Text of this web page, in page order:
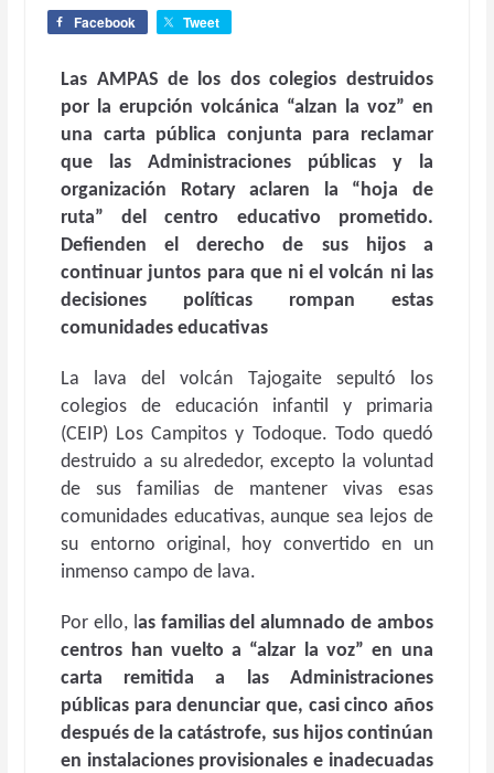
Facebook Tweet
Las AMPAS de los dos colegios destruidos
por la erupción volcánica “alzan la voz” en
una carta pública conjunta para reclamar
que las Administraciones públicas y la
organización Rotary aclaren la “hoja de
ruta” del centro educativo prometido.
Defienden el derecho de sus hijos a
continuar juntos para que ni el volcán ni las
decisiones políticas rompan estas
comunidades educativas
La lava del volcán Tajogaite sepultó los
colegios de educación infantil y primaria
(CEIP) Los Campitos y Todoque. Todo quedó
destruido a su alrededor, excepto la voluntad
de sus familias de mantener vivas esas
comunidades educativas, aunque sea lejos de
su entorno original, hoy convertido en un
inmenso campo de lava.
Por ello, las familias del alumnado de ambos
centros han vuelto a “alzar la voz” en una
carta remitida a las Administraciones
públicas para denunciar que, casi cinco años
después de la catástrofe, sus hijos continúan
en instalaciones provisionales e inadecuadas